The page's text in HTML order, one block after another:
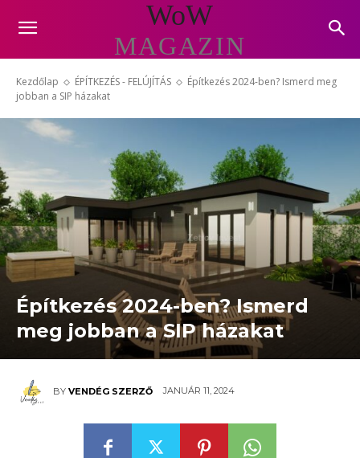
WoW
MAGAZIN
Kezdőlap ÉPÍTKEZÉS - FELÚJÍTÁS
Építkezés 2024-ben? Ismerd meg
jobban a SIP házakat
Építkezés 2024-ben? Ismerd
meg jobban a SIP házakat
BY VENDÉG SZERZŐ JANUÁR 11, 2024